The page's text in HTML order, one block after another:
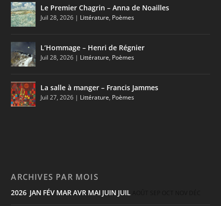
Le Premier Chagrin – Anna de Noailles
Juil 28, 2026 | Littérature, Poèmes
L’Hommage – Henri de Régnier
Juil 28, 2026 | Littérature, Poèmes
La salle à manger – Francis Jammes
Juil 27, 2026 | Littérature, Poèmes
ARCHIVES PAR MOIS
2026 JAN FÉV MAR AVR MAI JUIN JUIL